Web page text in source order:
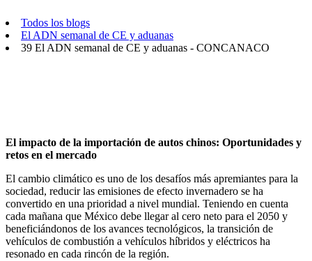
Todos los blogs
El ADN semanal de CE y aduanas
39 El ADN semanal de CE y aduanas - CONCANACO
El impacto de la importación de autos chinos: Oportunidades y
retos en el mercado
El cambio climático es uno de los desafíos más apremiantes para la
sociedad, reducir las emisiones de efecto invernadero se ha
convertido en una prioridad a nivel mundial. Teniendo en cuenta
cada mañana que México debe llegar al cero neto para el 2050 y
beneficiándonos de los avances tecnológicos, la transición de
vehículos de combustión a vehículos híbridos y eléctricos ha
resonado en cada rincón de la región.